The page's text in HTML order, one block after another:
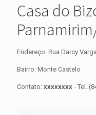
Casa do
Endereço: Rua Darcy
Bairro: Monte Castelo
Contato: xxxxxxxx - Tel.